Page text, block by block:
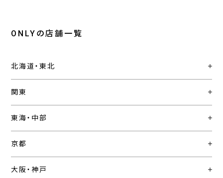
ONLYの店舗一覧
北海道・東北
関東
東海・中部
京都
大阪・神戸